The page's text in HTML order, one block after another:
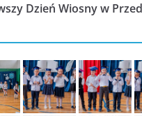
Dzień Wiosny w